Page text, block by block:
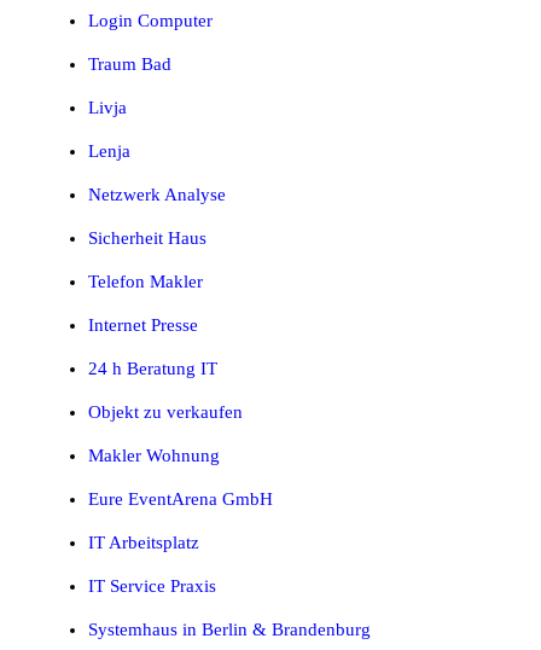
Login Computer
Traum Bad
Livja
Lenja
Netzwerk Analyse
Sicherheit Haus
Telefon Makler
Internet Presse
24 h Beratung IT
Objekt zu verkaufen
Makler Wohnung
Eure EventArena GmbH
IT Arbeitsplatz
IT Service Praxis
Systemhaus in Berlin & Brandenburg